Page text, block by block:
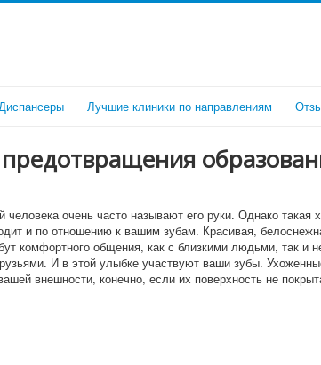
Лучшие клиники по направлениям
человека очень часто называют его руки. Однако такая
и по отношению к вашим зубам. Красивая,
комфортного общения, как с близкими людьми, так и
И в этой улыбке участвуют ваши зубы.
внешности, конечно, если их поверхность не